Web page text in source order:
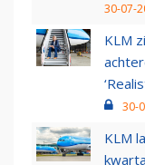
30-07-
KLM
30-
KLM